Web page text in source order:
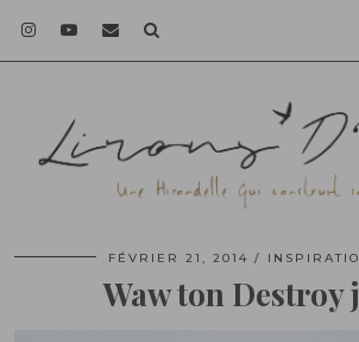
FÉVRIER 21, 2014
Waw ton Destroy